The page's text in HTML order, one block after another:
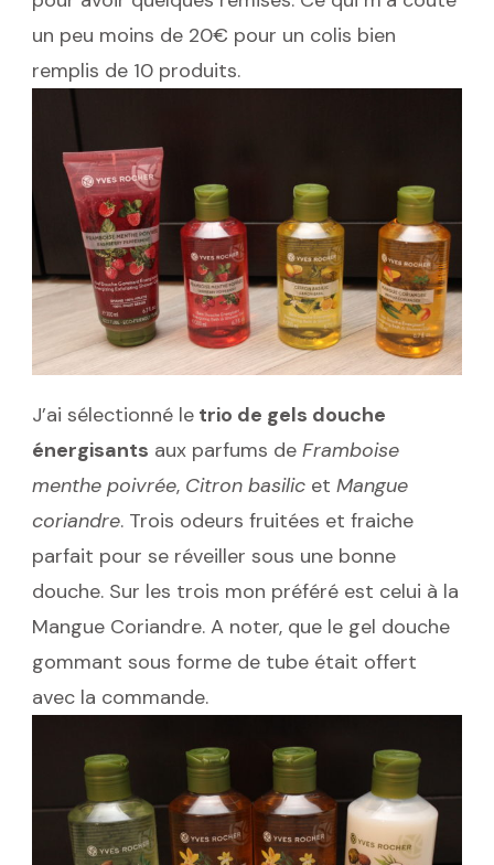
un peu moins de 20€ pour un colis bien
remplis de 10 produits.
J’ai sélectionné le trio de gels douche
énergisants aux parfums de Framboise
menthe poivrée, Citron basilic et Mangue
coriandre. Trois odeurs fruitées et fraiche
parfait pour se réveiller sous une bonne
douche. Sur les trois mon préféré est celui à la
Mangue Coriandre. A noter, que le gel douche
gommant sous forme de tube était offert
avec la commande.